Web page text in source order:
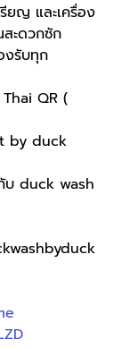
ยญ และเครื่อง
สะดวกซัก
งรับทุก
Thai QR (
by duck
บ duck wash